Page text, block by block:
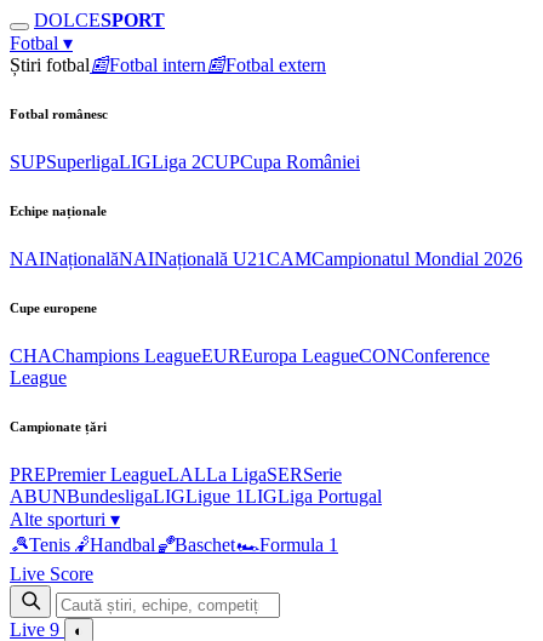
DOLCESPORT
Fotbal ▾
Știri fotbal📰Fotbal intern📰Fotbal extern
Fotbal românesc
SUPSuperligaLIGLiga 2CUPCupa României
Echipe naționale
NAINaționalăNAINațională U21CAMCampionatul Mondial 2026
Cupe europene
CHAChampions LeagueEUREuropa LeagueCONConference
League
Campionate țări
PREPremier LeagueLALLa LigaSERSerie
ABUNBundesligaLIGLigue 1LIGLiga Portugal
Alte sporturi ▾
🎾Tenis 🤾Handbal🏀Baschet🏎Formula 1
Live Score
Live 9 ◐